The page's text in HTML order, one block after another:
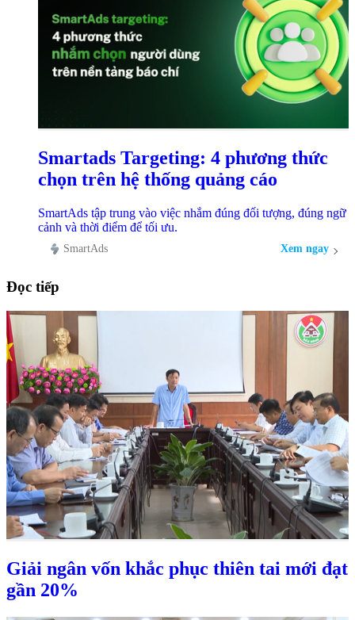
Smartads Targeting: 4 phương thức
chọn trên hệ thống quảng cáo
SmartAds tập trung vào việc nhắm đúng đối tượng, đúng ngữ
cảnh và thời điểm để tối ưu.
SmartAds Xem ngay
Đọc tiếp
Giải ngân vốn khắc phục thiên tai mới đạt
gần 20%